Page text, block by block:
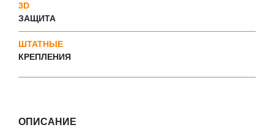
3D
ЗАЩИТА
ШТАТНЫЕ
КРЕПЛЕНИЯ
ОПИСАНИЕ